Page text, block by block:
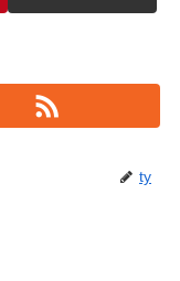
ty